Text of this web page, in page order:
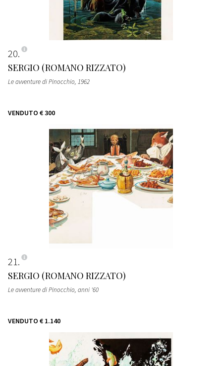
20
SERGIO (ROMANO RIZZATO)
Le avventure di Pinocchio, 1962
VENDUTO € 300
21
SERGIO (ROMANO RIZZATO)
Le avventure di Pinocchio, anni '60
VENDUTO € 1.140